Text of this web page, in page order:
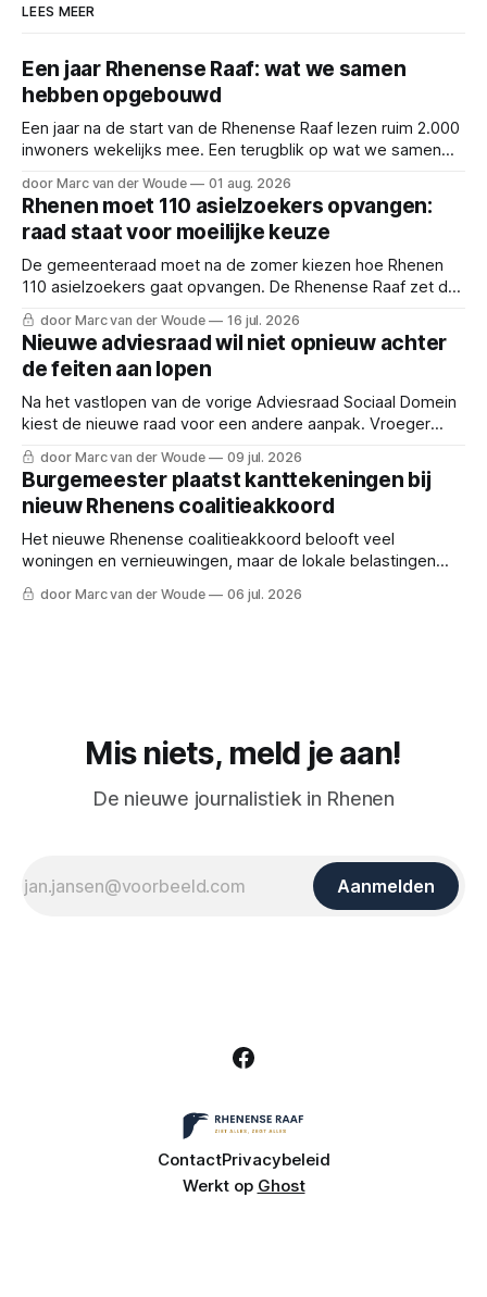
LEES MEER
Een jaar Rhenense Raaf: wat we samen
hebben opgebouwd
Een jaar na de start van de Rhenense Raaf lezen ruim 2.000
inwoners wekelijks mee. Een terugblik op wat we samen
door Marc van der Woude 01 aug. 2026
Rhenen moet 110 asielzoekers opvangen:
raad staat voor moeilijke keuze
De gemeenteraad moet na de zomer kiezen hoe Rhenen
110 asielzoekers gaat opvangen. De Rhenense Raaf zet de
dilemma's en de vier scenario's op een rij.
door Marc van der Woude 16 jul. 2026
Nieuwe adviesraad wil niet opnieuw achter
de feiten aan lopen
Na het vastlopen van de vorige Adviesraad Sociaal Domein
kiest de nieuwe raad voor een andere aanpak. Vroeger
meepraten en inwoners nadrukkelijker betrekken.
door Marc van der Woude 09 jul. 2026
Burgemeester plaatst kanttekeningen bij
nieuw Rhenens coalitieakkoord
Het nieuwe Rhenense coalitieakkoord belooft veel
woningen en vernieuwingen, maar de lokale belastingen
stijgen en burgemeester Kaai geeft een waarschuwing af.
door Marc van der Woude 06 jul. 2026
Mis niets, meld je aan!
De nieuwe journalistiek in Rhenen
Aanmelden
ContactPrivacybeleid
Werkt op Ghost